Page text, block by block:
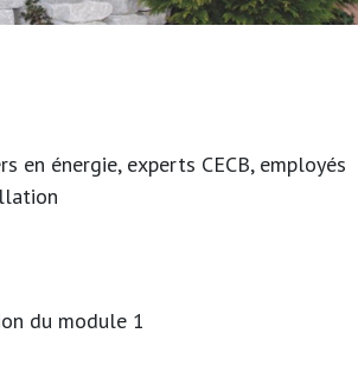
en énergie, experts CECB, employés
du module 1